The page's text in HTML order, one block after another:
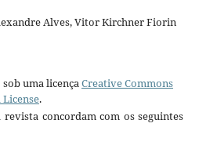
Alves, Vitor Kirchner Fiorin
uma licença Creative Commons
.
concordam com os seguintes